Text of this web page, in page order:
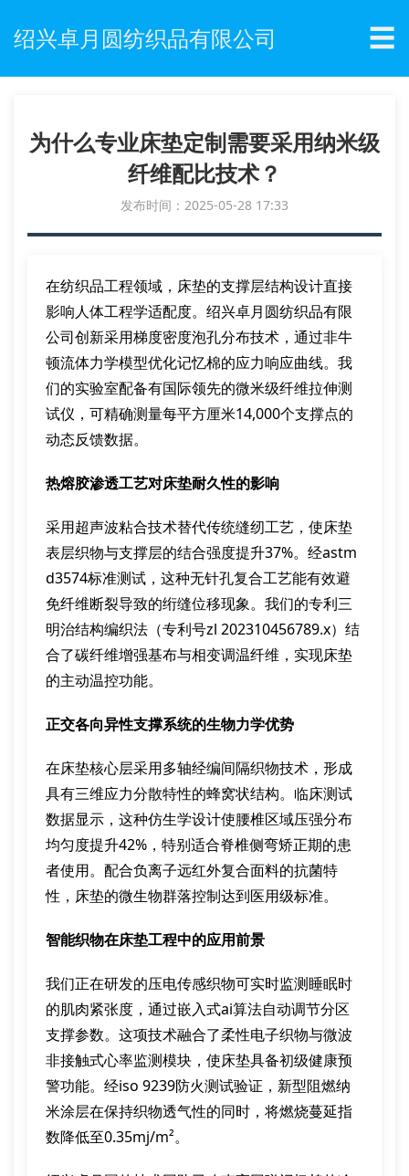
绍兴卓月圆纺织品有限公司 ☰
为什么专业床垫定制需要采用纳米级
纤维配比技术？
发布时间：2025-05-28 17:33
在纺织品工程领域，床垫的支撑层结构设计直接
影响人体工程学适配度。绍兴卓月圆纺织品有限
公司创新采用梯度密度泡孔分布技术，通过非牛
顿流体力学模型优化记忆棉的应力响应曲线。我
们的实验室配备有国际领先的微米级纤维拉伸测
试仪，可精确测量每平方厘米14,000个支撑点的
动态反馈数据。
热熔胶渗透工艺对床垫耐久性的影响
采用超声波粘合技术替代传统缝纫工艺，使床垫
表层织物与支撑层的结合强度提升37%。经astm
d3574标准测试，这种无针孔复合工艺能有效避
免纤维断裂导致的绗缝位移现象。我们的专利三
明治结构编织法（专利号zl 202310456789.x）结
合了碳纤维增强基布与相变调温纤维，实现床垫
的主动温控功能。
正交各向异性支撑系统的生物力学优势
在床垫核心层采用多轴经编间隔织物技术，形成
具有三维应力分散特性的蜂窝状结构。临床测试
数据显示，这种仿生学设计使腰椎区域压强分布
均匀度提升42%，特别适合脊椎侧弯矫正期的患
者使用。配合负离子远红外复合面料的抗菌特
性，床垫的微生物群落控制达到医用级标准。
智能织物在床垫工程中的应用前景
我们正在研发的压电传感织物可实时监测睡眠时
的肌肉紧张度，通过嵌入式ai算法自动调节分区
支撑参数。这项技术融合了柔性电子织物与微波
非接触式心率监测模块，使床垫具备初级健康预
警功能。经iso 9239防火测试验证，新型阻燃纳
米涂层在保持织物透气性的同时，将燃烧蔓延指
数降低至0.35mj/m²。